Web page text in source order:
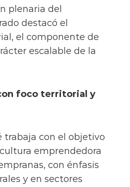
plenaria del
destacó el
el componente de
escalable de la
foco territorial y
trabaja con el objetivo
emprendedora
con énfasis
y en sectores